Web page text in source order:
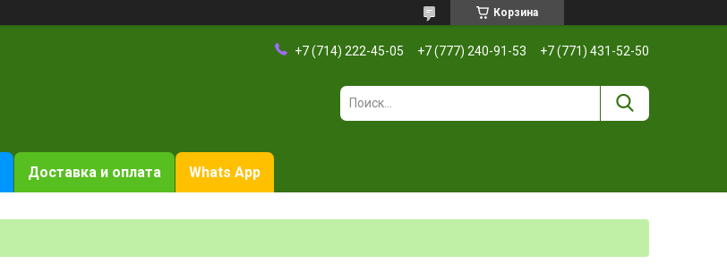
Корзина
+7 (714) 222-45-05 +7 (777) 240-91-53 +7 (771) 431-52-50
Доставка и оплата Whats App